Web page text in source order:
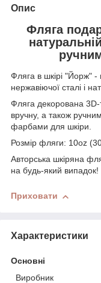
Опис
Фляга
Фляга в шкірі "Йорж"
нержавіючої сталі і
Фляга декорована
вручну, а також
фарбами для шкіри.
Розмір фляги: 10oz
Авторська шкіряна
на будь-який випадок!
Приховати
Характеристики
Основні
Виробник